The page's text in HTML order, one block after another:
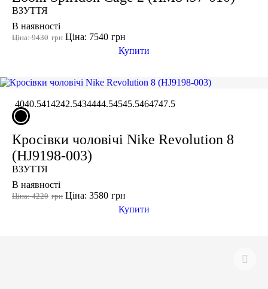
ВЗУТТЯ
В наявності
грн
Ціна: 9430 грн
Ціна: 7540
Купити
4040.5414242.5434444.54545.5464747.5
Кросівки чоловічі Nike Revolution 8
(HJ9198-003)
ВЗУТТЯ
В наявності
грн
Ціна: 4220 грн
Ціна: 3580
Купити